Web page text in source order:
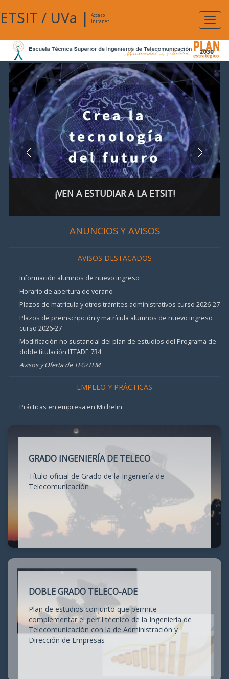
ETSIT / UVa |
Acceso
Intranet
¡VEN A ESTUDIAR A LA ETSIT!
ANUNCIOS Y AVISOS
AVISOS DESTACADOS
Información alumnos de nuevo ingreso
Horario de apertura de verano
Plazos de matrícula y otros trámites administrativos curso 2026-27
Plazos de preinscripción y matrícula alumnos de nuevo ingreso
curso 2026-27
Modificación no sustancial del plan de estudios del Programa de
doble titulación ITTADE 734
Avisos y Oferta de TFG/TFM
EMPLEO Y PRÁCTICAS
Prácticas en empresa en Michelin
GRADO INGENIERÍA DE TELECO
Título oficial de Grado de la Ingeniería de
Telecomunicación
DOBLE GRADO TELECO-ADE
Plan de estudios conjunto que permite
complementar el perfil técnico de la Ingeniería de
Telecomunicación con la de Administración y
Dirección de Empresas